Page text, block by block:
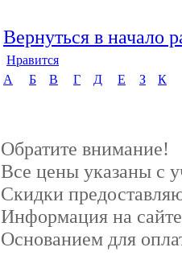
Вернуться в начало
Нравится
А
Б В Г Д Е З К
Обратите внимание!
Все цены указаны с
Скидки
Информация на
Основанием для